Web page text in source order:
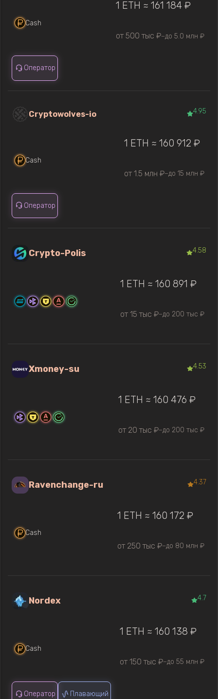
Cash
1 ETH ≈ 161 184 ₽
от 500 тыс ₽—до 5.0 млн ₽
Оператор
Cryptowolves-io 4.95
Cash
1 ETH ≈ 160 912 ₽
от 1.5 млн ₽—до 15 млн ₽
Оператор
Crypto-Polis 4.58
1 ETH ≈ 160 891 ₽
от 15 тыс ₽—до 200 тыс ₽
Xmoney-su 4.53
1 ETH ≈ 160 476 ₽
от 20 тыс ₽—до 200 тыс ₽
Ravenchange-ru 4.37
Cash
1 ETH ≈ 160 172 ₽
от 250 тыс ₽—до 80 млн ₽
Nordex 4.7
Cash
1 ETH ≈ 160 138 ₽
от 150 тыс ₽—до 55 млн ₽
Оператор Плавающий